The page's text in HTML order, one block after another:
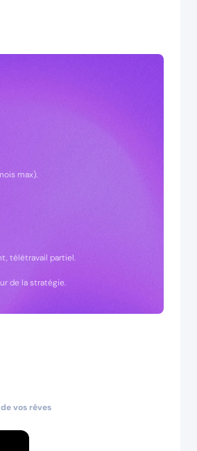
max).
télétravail partiel.
de la stratégie.
vos rêves